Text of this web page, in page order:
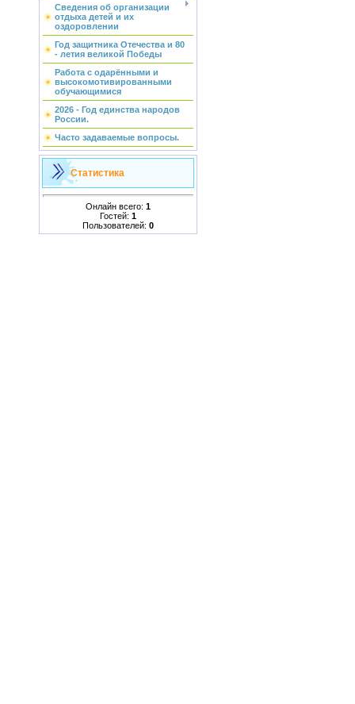
Сведения об организации
отдыха детей и их
оздоровлении
Год защитника Отечества и 80
- летия великой Победы
Работа с одарёнными и
высокомотивированными
обучающимися
2026 - Год единства народов
России.
Часто задаваемые вопросы.
Статистика
Онлайн всего: 1
Гостей: 1
Пользователей: 0